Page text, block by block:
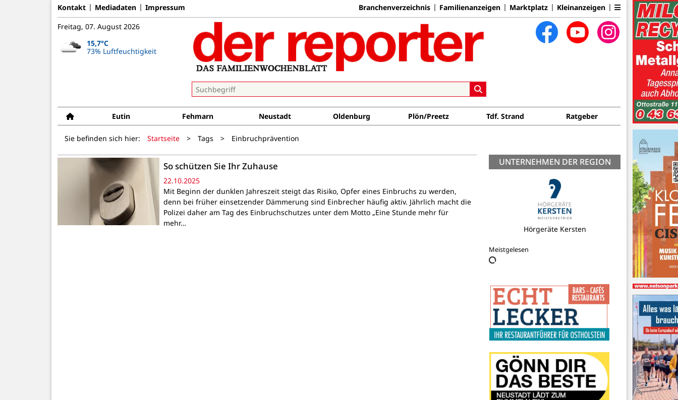
Kontakt Mediadaten Impressum Branchenverzeichnis Familienanzeigen Marktplatz Kleinanzeigen
Freitag, 07. August 2026
15,7°C
73% Luftfeuchtigkeit
Eutin Fehmarn Neustadt Oldenburg Plön/Preetz Tdf. Strand Ratgeber
Sie befinden sich hier: Startseite > Tags > Einbruchprävention
So schützen Sie Ihr Zuhause
22.10.2025
Mit Beginn der dunklen Jahreszeit steigt das Risiko, Opfer eines Einbruchs zu werden,
denn bei früher einsetzender Dämmerung sind Einbrecher häufig aktiv. Jährlich macht die
Polizei daher am Tag des Einbruchschutzes unter dem Motto „Eine Stunde mehr für
mehr…
UNTERNEHMEN DER REGION
Hörgeräte Kersten
Meistgelesen